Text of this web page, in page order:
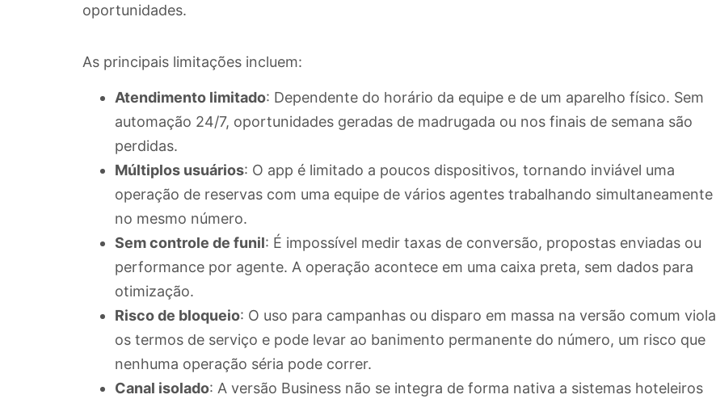
oportunidades.
As principais limitações incluem:
Atendimento limitado: Dependente do horário da equipe e de um aparelho físico. Sem
automação 24/7, oportunidades geradas de madrugada ou nos finais de semana são
perdidas.
Múltiplos usuários: O app é limitado a poucos dispositivos, tornando inviável uma
operação de reservas com uma equipe de vários agentes trabalhando simultaneamente
no mesmo número.
Sem controle de funil: É impossível medir taxas de conversão, propostas enviadas ou
performance por agente. A operação acontece em uma caixa preta, sem dados para
otimização.
Risco de bloqueio: O uso para campanhas ou disparo em massa na versão comum viola
os termos de serviço e pode levar ao banimento permanente do número, um risco que
nenhuma operação séria pode correr.
Canal isolado: A versão Business não se integra de forma nativa a sistemas hoteleiros